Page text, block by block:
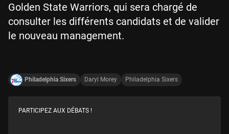
Golden State Warriors, qui sera chargé de
consulter les différents candidats et de valider
le nouveau management.
Philadelphia Sixers Daryl Morey Philadelphia Sixers
PARTICIPEZ AUX DÉBATS !